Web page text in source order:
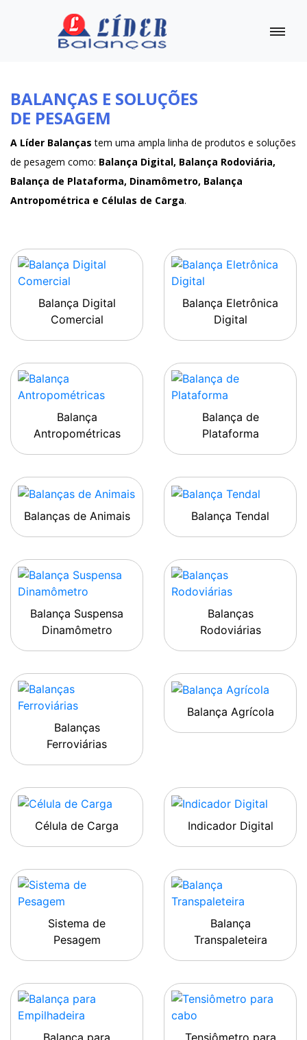
BALANÇAS E SOLUÇÕES
DE PESAGEM
A Líder Balanças tem uma ampla linha de produtos e soluções
de pesagem como: Balança Digital, Balança Rodoviária,
Balança de Plataforma, Dinamômetro, Balança
Antropométrica e Células de Carga.
Balança Digital
Comercial
Balança Eletrônica
Digital
Balança
Antropométricas
Balança de
Plataforma
Balanças de Animais Balança Tendal
Balança Suspensa
Dinamômetro
Balanças
Rodoviárias
Balanças
Ferroviárias
Balança Agrícola
Célula de Carga Indicador Digital
Sistema de
Pesagem
Balança
Transpaleteira